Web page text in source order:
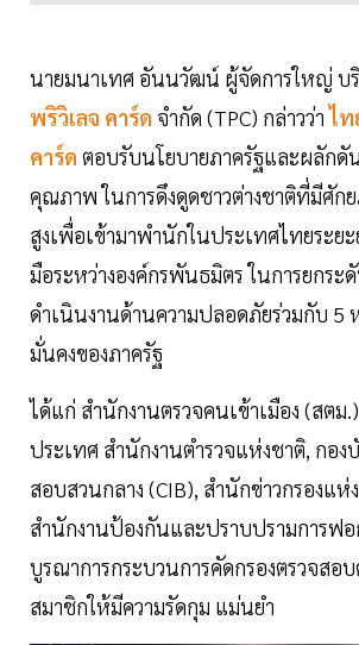
นายมนาเทศ อันนวัฒน์ ผู้จัดการใหญ่ บ
พริวิเลจ คาร์ด จำกัด (TPC) กล่าวว่าไท
คาร์ด ตอบรับนโยบายภาครัฐและผลักดั
คุณภาพ ในการดึงดูดชาวต่างชาติที่มีศั
สูงเพื่อเข้ามาพำนักในประเทศไทยระยะ
มือระหว่างองค์กรพันธมิตร ในการยกระ
ดำเนินงานด้านความปลอดภัยร่วมกับ 5
มั่นคงของภาครัฐ
ได้แก่ สำนักงานตรวจคนเข้าเมือง (สตม
ประเทศ สำนักงานตำรวจแห่งชาติ, กอง
สอบสวนกลาง (CIB), สำนักข่าวกรองแห่
สำนักงานป้องกันและปราบปรามการฟ
บูรณาการกระบวนการคัดกรองตรวจสอ
สมาชิกให้มีความรัดกุม แม่นยำ